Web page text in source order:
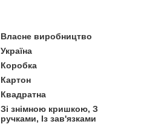
Власне виробництво
Україна
Коробка
Картон
Квадратна
Зі знімною кришкою, З
ручками, Із зав'язками